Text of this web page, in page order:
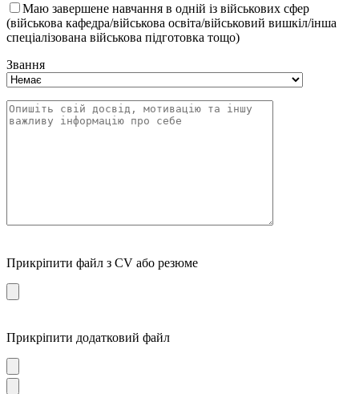
Маю завершене навчання в одній із військових сфер
(військова кафедра/військова освіта/військовий вишкіл/інша
спеціалізована військова підготовка тощо)
Звання
Прикріпити файл з CV або резюме
Прикріпити додатковий файл